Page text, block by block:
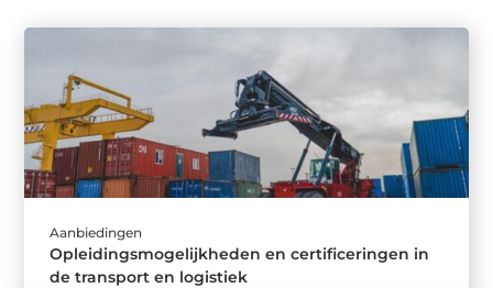
Aanbiedingen
Opleidingsmogelijkheden en certificeringen in
de transport en logistiek